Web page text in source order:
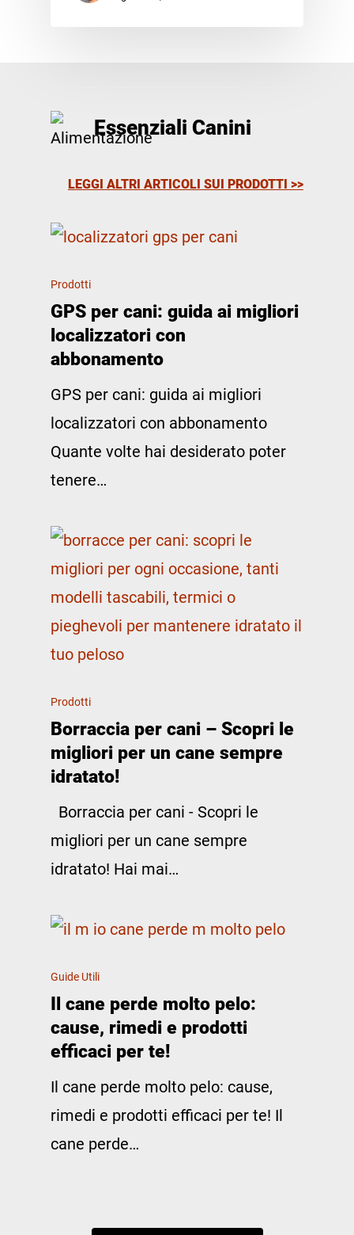
Essenziali Canini
LEGGI ALTRI ARTICOLI SUI PRODOTTI >>
Prodotti
GPS per cani: guida ai migliori
localizzatori con
abbonamento
GPS per cani: guida ai migliori
localizzatori con abbonamento
Quante volte hai desiderato poter
tenere…
Prodotti
Borraccia per cani – Scopri le
migliori per un cane sempre
idratato!
Borraccia per cani - Scopri le
migliori per un cane sempre
idratato! Hai mai…
Guide Utili
Il cane perde molto pelo:
cause, rimedi e prodotti
efficaci per te!
Il cane perde molto pelo: cause,
rimedi e prodotti efficaci per te! Il
cane perde…